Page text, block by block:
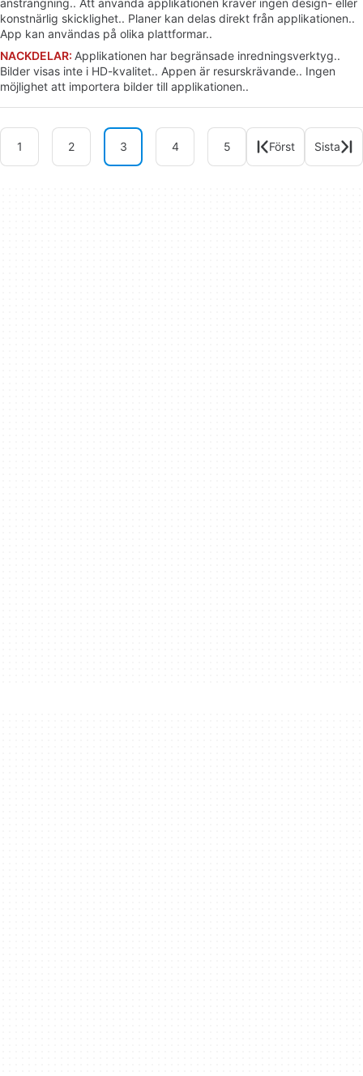
ansträngning.. Att använda applikationen kräver ingen design- eller
konstnärlig skicklighet.. Planer kan delas direkt från applikationen..
App kan användas på olika plattformar..
NACKDELAR: Applikationen har begränsade inredningsverktyg..
Bilder visas inte i HD-kvalitet.. Appen är resurskrävande.. Ingen
möjlighet att importera bilder till applikationen..
1 2 3 4 5 Först Sista